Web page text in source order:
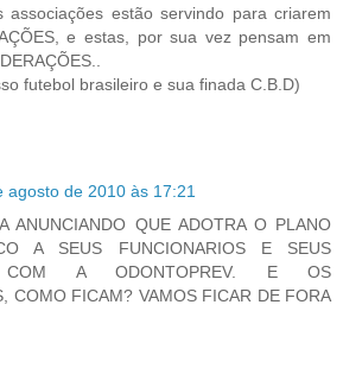
associações estão servindo para criarem
e estas, por sua vez pensam em
futebol brasileiro e sua finada C.B.D)
agosto de 2010 às 17:21
ANUNCIANDO QUE ADOTRA O PLANO
A SEUS FUNCIONARIOS E SEUS
COM A ODONTOPREV. E OS
COMO FICAM? VAMOS FICAR DE FORA